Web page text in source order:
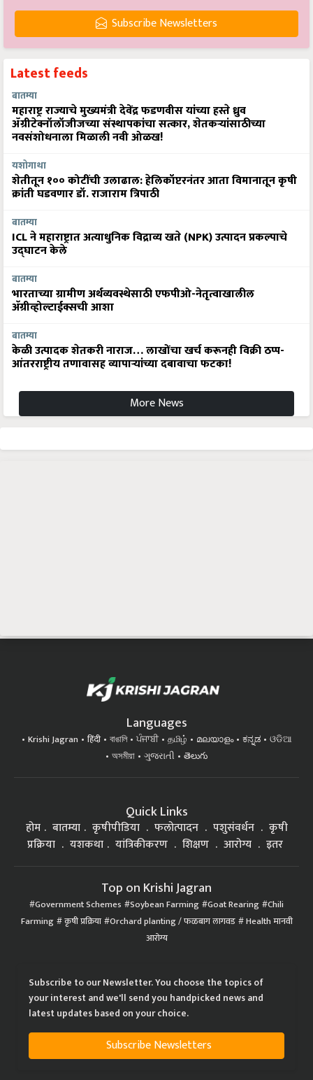
Subscribe Newsletters
Latest feeds
बातम्या
महाराष्ट्र राज्याचे मुख्यमंत्री देवेंद्र फडणवीस यांच्या हस्ते ध्रुव
ॲग्रीटेक्नॉलॉजीजच्या संस्थापकांचा सत्कार, शेतकऱ्यांसाठीच्या
नवसंशोधनाला मिळाली नवी ओळख!
यशोगाथा
शेतीतून १०० कोटींची उलाढाल: हेलिकॉप्टरनंतर आता विमानातून कृषी
क्रांती घडवणार डॉ. राजाराम त्रिपाठी
बातम्या
ICL ने महाराष्ट्रात अत्याधुनिक विद्राव्य खते (NPK) उत्पादन प्रकल्पाचे
उद्घाटन केले
बातम्या
भारताच्या ग्रामीण अर्थव्यवस्थेसाठी एफपीओ-नेतृत्वाखालील
अ‍ॅग्रीव्होल्टाईक्सची आशा
बातम्या
केळी उत्पादक शेतकरी नाराज… लाखोंचा खर्च करूनही विक्री ठप्प-
आंतरराष्ट्रीय तणावासह व्यापाऱ्यांच्या दबावाचा फटका!
More News
Languages
Krishi Jagran हिंदी বাঙালি ਪੰਜਾਬੀ தமிழ் മലയാളം ಕನ್ನಡ
ଓଡିଆ
অসমীয়া
ગુજરાતી తెలుగు
Quick Links
होम बातम्या कृषीपीडिया फलोत्पादन पशुसंवर्धन
कृषी
प्रक्रिया
यशकथा यांत्रिकीकरण शिक्षण आरोग्य इतर
Top on Krishi Jagran
Government Schemes Soybean Farming Goat Rearing Chili
Farming कृषी प्रक्रिया Orchard planting / फळबाग लागवड Health मानवी
आरोग्य
Subscribe to our Newsletter. You choose the topics of
your interest and we'll send you handpicked news and
latest updates based on your choice.
Subscribe Newsletters